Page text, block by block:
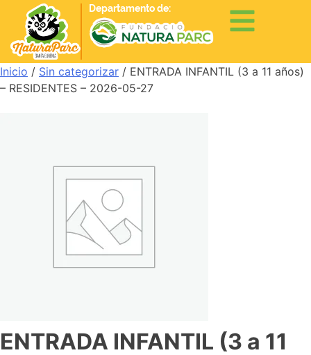
Departamento de:
Inicio / Sin categorizar / ENTRADA INFANTIL (3 a 11 años)
– RESIDENTES – 2026-05-27
ENTRADA INFANTIL (3 a 11